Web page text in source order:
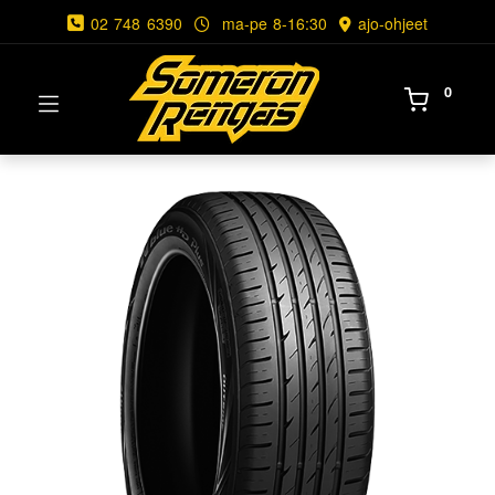
02 748 6390 ma-pe 8-16:30 ajo-ohjeet
0